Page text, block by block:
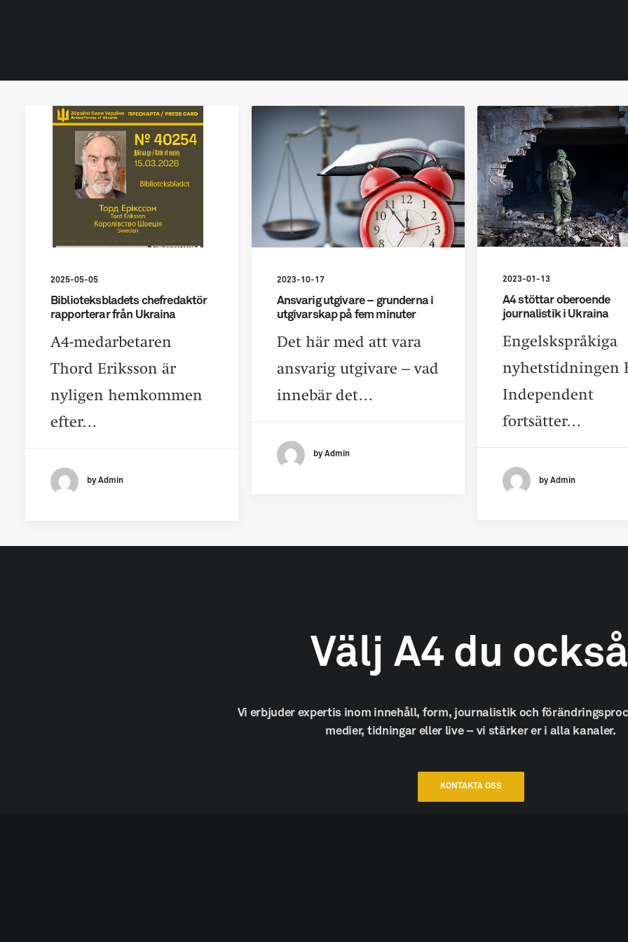
2025-05-05
Biblioteksbladets chefredaktör
rapporterar från Ukraina
A4-medarbetaren
Thord Eriksson är
nyligen hemkommen
efter…
by Admin
2023-10-17
Ansvarig utgivare – grunderna i
utgivarskap på fem minuter
Det här med att vara
ansvarig utgivare – vad
innebär det…
by Admin
2023-01-13
A4 stöttar oberoende
journalistik i Ukraina
Engelskspråkiga
nyhetstidningen
Independent
fortsätter…
by Admin
Välj A4 du
Vi erbjuder expertis inom innehåll, form, journalistik och
medier, tidningar eller live – vi stärker er i alla kanaler.
KONTAKTA OSS